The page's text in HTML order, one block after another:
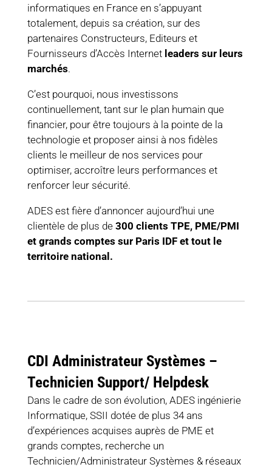
informatiques en France en s’appuyant
totalement, depuis sa création, sur des
partenaires Constructeurs, Editeurs et
Fournisseurs d’Accès Internet leaders sur leurs
marchés.
C’est pourquoi, nous investissons
continuellement, tant sur le plan humain que
financier, pour être toujours à la pointe de la
technologie et proposer ainsi à nos fidèles
clients le meilleur de nos services pour
optimiser, accroître leurs performances et
renforcer leur sécurité.
ADES est fière d’annoncer aujourd’hui une
clientèle de plus de 300 clients TPE, PME/PMI
et grands comptes sur Paris IDF et tout le
territoire national.
CDI Administrateur Systèmes –
Technicien Support/ Helpdesk
Dans le cadre de son évolution, ADES ingénierie
Informatique, SSII dotée de plus 34 ans
d’expériences acquises auprès de PME et
grands comptes, recherche un
Technicien/Administrateur Systèmes & réseaux